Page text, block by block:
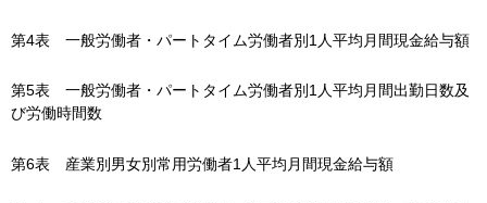
第4表 一般労働者・パートタイム労働者別1人平均月間現金給与額
第5表 一般労働者・パートタイム労働者別1人平均月間出勤日数及
び労働時間数
第6表 産業別男女別常用労働者1人平均月間現金給与額